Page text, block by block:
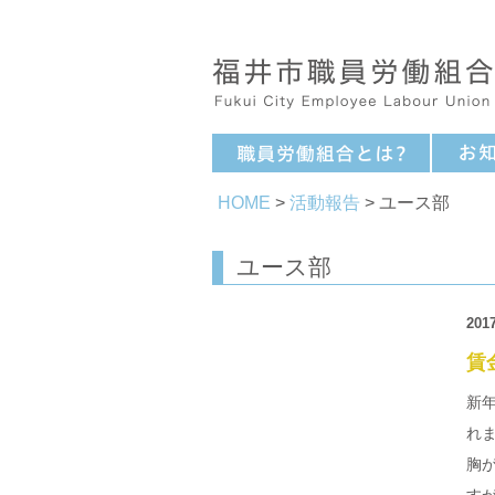
HOME > 活動報告 > ユース部
ユース部
賃
新
れ
胸